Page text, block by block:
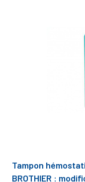
Tampon
BROTHIER :